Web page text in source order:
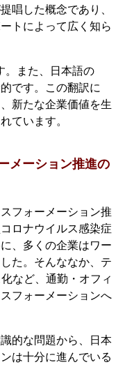
唱した概念であり、
トによって広く知ら
。また、日本語の
です。この翻訳に
新たな企業価値を生
ています。
メーション推進の
フォーメーション推
ロナウイルス感染症
、多くの企業はワー
た。そんななか、テ
など、通勤・オフィ
フォーメーションへ
的な問題から、日本
は十分に進んでいる